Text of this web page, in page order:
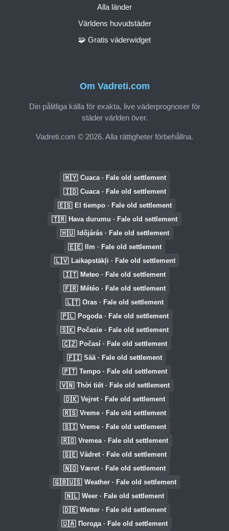
Om Vadreti.com
Din pålitliga källa för exakta, live väderprognoser för
städer världen över.
Vadreti.com © 2026. Alla rättigheter förbehållna.
Alla länder
Världens huvudstäder
🧩 Gratis väderwidget
🇲🇾 Cuaca · Fale old settlement
🇮🇩 Cuaca · Fale old settlement
🇪🇸 El tiempo · Fale old settlement
🇹🇷 Hava durumu · Fale old settlement
🇭🇺 Időjárás · Fale old settlement
🇪🇪 Ilm · Fale old settlement
🇱🇻 Laikapstākļi · Fale old settlement
🇮🇹 Meteo · Fale old settlement
🇫🇷 Météo · Fale old settlement
🇱🇹 Oras · Fale old settlement
🇵🇱 Pogoda · Fale old settlement
🇸🇰 Počasie · Fale old settlement
🇨🇿 Počasí · Fale old settlement
🇫🇮 Sää · Fale old settlement
🇵🇹 Tempo · Fale old settlement
🇻🇳 Thời tiết · Fale old settlement
🇩🇰 Vejret · Fale old settlement
🇷🇸 Vreme · Fale old settlement
🇸🇮 Vreme · Fale old settlement
🇷🇴 Vremea · Fale old settlement
🇸🇪 Vädret · Fale old settlement
🇳🇴 Været · Fale old settlement
🇬🇧🇺🇸 Weather · Fale old settlement
🇳🇱 Weer · Fale old settlement
🇩🇪 Wetter · Fale old settlement
🇺🇦 Погода · Fale old settlement